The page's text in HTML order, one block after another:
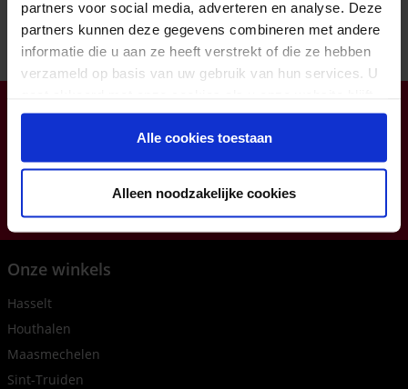
partners voor social media, adverteren en analyse. Deze
partners kunnen deze gegevens combineren met andere
informatie die u aan ze heeft verstrekt of die ze hebben
verzameld op basis van uw gebruik van hun services. U
gebruiken.
Alle cookies toestaan
Alleen noodzakelijke cookies
Klantendienst open op ma-do van 8:00 tot 16:30 (vr tot
011224422
Onze winkels
Hasselt
Houthalen
Maasmechelen
Sint-Truiden